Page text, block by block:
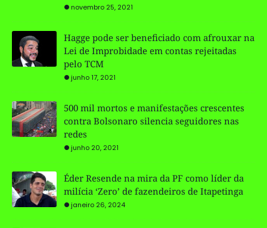
novembro 25, 2021
Hagge pode ser beneficiado com afrouxar na
Lei de Improbidade em contas rejeitadas
pelo TCM
junho 17, 2021
500 mil mortos e manifestações crescentes
contra Bolsonaro silencia seguidores nas
redes
junho 20, 2021
Éder Resende na mira da PF como líder da
milícia ‘Zero’ de fazendeiros de Itapetinga
janeiro 26, 2024